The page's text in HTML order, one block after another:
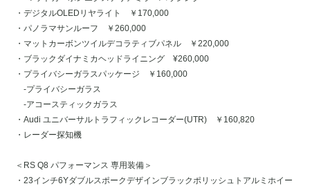
・デジタルOLEDリヤライト ￥170,000
・パノラマサンルーフ ￥260,000
・マットカーボンツイルデコラティブパネル ￥220,000
・ブラックダイナミカヘッドライニング ¥260,000
・プライバシーガラスパッケージ ￥160,000
-プライバシーガラス
-アコースティックガラス
・Audi ユニバーサルトラフィックレコーダー(UTR) ￥160,820
・レーダー探知機
＜RS Q8 パフォーマンス 専用装備＞
・23インチ6Yダブルスポークデザインブラックポリッシュトアルミホイー